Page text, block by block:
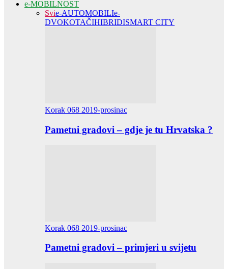
e-MOBILNOST
Svie-AUTOMOBILIe-
DVOKOTAČIHIBRIDISMART CITY
Korak 068 2019-prosinac
Pametni gradovi – gdje je tu Hrvatska ?
Korak 068 2019-prosinac
Pametni gradovi – primjeri u svijetu